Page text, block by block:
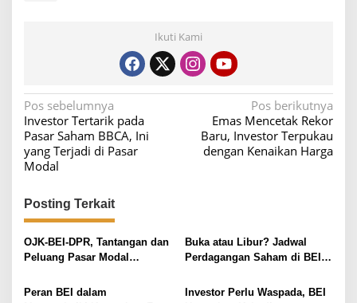
Ikuti Kami
N
a
v
i
g
a
s
i
Pos sebelumnya
Investor Tertarik pada
Pasar Saham BBCA, Ini
yang Terjadi di Pasar
Modal
Pos berikutnya
Emas Mencetak Rekor
Baru, Investor Terpukau
dengan Kenaikan Harga
Posting Terkait
OJK-BEI-DPR, Tantangan dan
Peluang Pasar Modal
Dinamika Global
Buka atau Libur? Jadwal
Perdagangan Saham di BEI
Pekan Ini
Peran BEI dalam
Investor Perlu Waspada, BEI